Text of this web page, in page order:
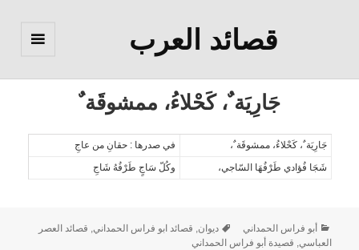
قصائد العرب
جَارِيَة ٌ، كَحْلاءُ، ممشوقَة ٌ
جَارِيَة ٌ، كَحْلاءُ، ممشوقَة ٌ،
في صدرها : حقانِ من عاجِ
شَجَا فُؤادي طَرْفُهَا السّاجي،
وكُلّ سَاجٍ طَرْفُهُ شَاجِ
أبو فراس الحمداني ديوان, قصائد ابو فراس الحمداني, قصائد العصر
العباسي, قصيدة أبو فراس الحمداني